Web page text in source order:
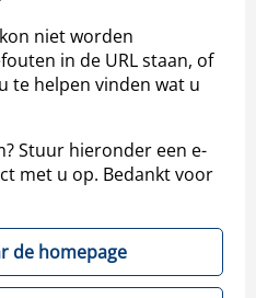
niet worden
in de URL staan, of
te helpen vinden wat u
Stuur hieronder een e-
met u op. Bedankt voor
de homepage